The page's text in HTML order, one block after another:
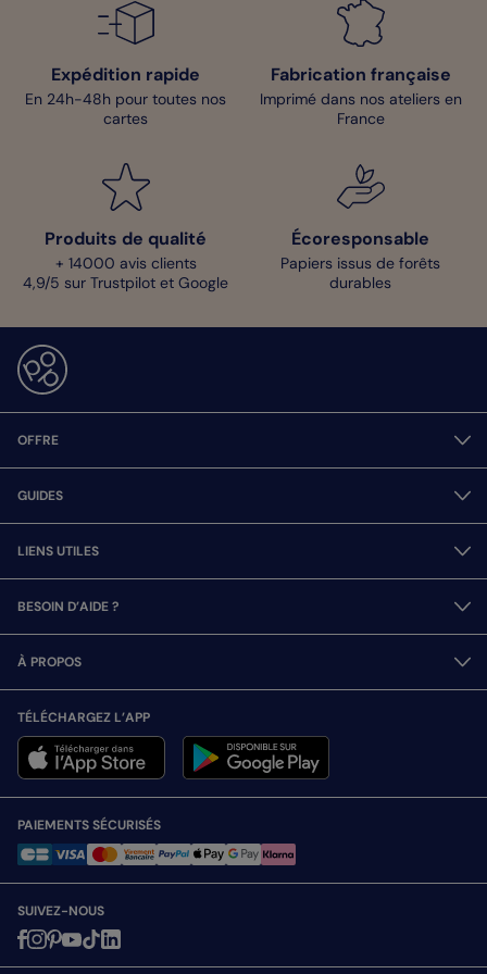
Expédition rapide
En 24h-48h pour toutes nos
cartes
Fabrication française
Imprimé dans nos ateliers en
France
Produits de qualité
+ 14000 avis clients
4,9/5 sur Trustpilot et Google
Écoresponsable
Papiers issus de forêts
durables
OFFRE
GUIDES
LIENS UTILES
BESOIN D’AIDE ?
À PROPOS
TÉLÉCHARGEZ L’APP
PAIEMENTS SÉCURISÉS
SUIVEZ-NOUS